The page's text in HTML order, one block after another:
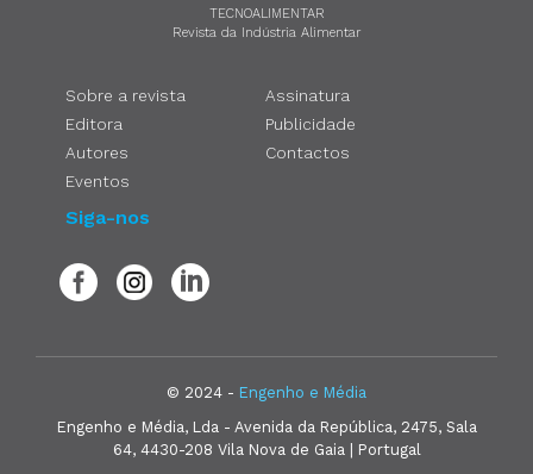
TECNOALIMENTAR
Revista da Indústria Alimentar
Sobre a revista
Editora
Autores
Eventos
Assinatura
Publicidade
Contactos
Siga-nos
© 2024 - Engenho e Média
Engenho e Média, Lda - Avenida da República, 2475, Sala
64, 4430-208 Vila Nova de Gaia | Portugal